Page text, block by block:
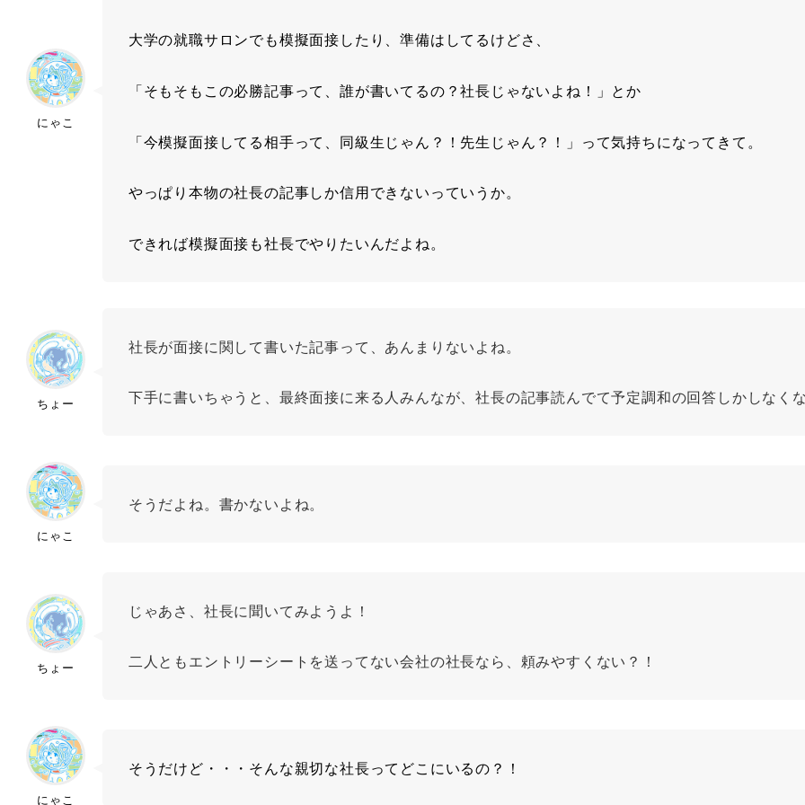
にゃこ
大学の就職サロンでも模擬面接したり、準備はしてるけどさ、
「そもそもこの必勝記事って、誰が書いてるの？社長じゃないよね！」とか
「今模擬面接してる相手って、同級生じゃん？！先生じゃん？！」って気持ちになってきて。
やっぱり本物の社長の記事しか信用できないっていうか。
できれば模擬面接も社長でやりたいんだよね。
ちょー
社長が面接に関して書いた記事って、あんまりないよね。
下手に書いちゃうと、最終面接に来る人みんなが、社長の記事読んでて予定調和の回答しかしなく
にゃこ
そうだよね。書かないよね。
ちょー
じゃあさ、社長に聞いてみようよ！
二人ともエントリーシートを送ってない会社の社長なら、頼みやすくない？！
にゃこ
そうだけど・・・そんな親切な社長ってどこにいるの？！